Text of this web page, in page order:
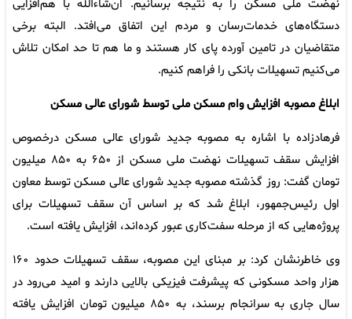
نهضت ملی مسکن را به نتیجه برسانیم. ان‌شاءالله با هم‌افزایی
دستگاه‌های خدمات‌رسان و مردم این اتفاق می‌افتد. البته برخی
متقاضیان در تامین آورده پای کار هستند و ما هم تا حد امکان تلاش
می‌کنیم تسهیلات بانکی را فراهم کنیم.
ابلاغ مصوبه افزایش وام مسکن ملی توسط شورای عالی مسکن
فرهادزاده با اشاره به مصوبه جدید شورای عالی مسکن درخصوص
افزایش سقف تسهیلات نهضت ملی مسکن از ۶۵۰ به ۸۵۰ میلیون
تومان گفت: روز گذشته مصوبه جدید شورای عالی مسکن توسط معاون
اول رئیس‌جمهور، ابلاغ شد که بر اساس آن سقف تسهیلات برای
پروژه‌هایی که از مرحله سفت‌کاری عبور کرده‌اند، افزایش یافته است.
وی خاطرنشان کرد: بر مبنای این مصوبه، سقف تسهیلات حدود ۱۶۰
هزار واحد مسکونی که پیشرفت فیزیکی بالایی دارند و امید می‌رود در
سال جاری به سرانجام برسند، به ۸۵۰ میلیون تومان افزایش یافته